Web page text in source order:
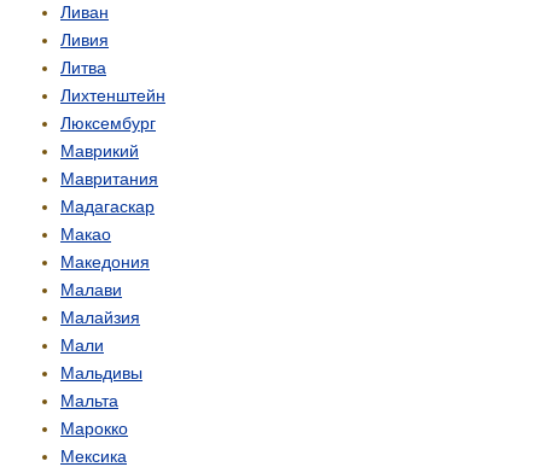
Ливан
Ливия
Литва
Лихтенштейн
Люксембург
Маврикий
Мавритания
Мадагаскар
Макао
Македония
Малави
Малайзия
Мали
Мальдивы
Мальта
Марокко
Мексика